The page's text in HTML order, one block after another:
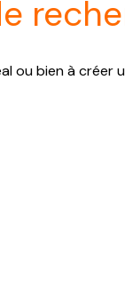
ou bien à créer